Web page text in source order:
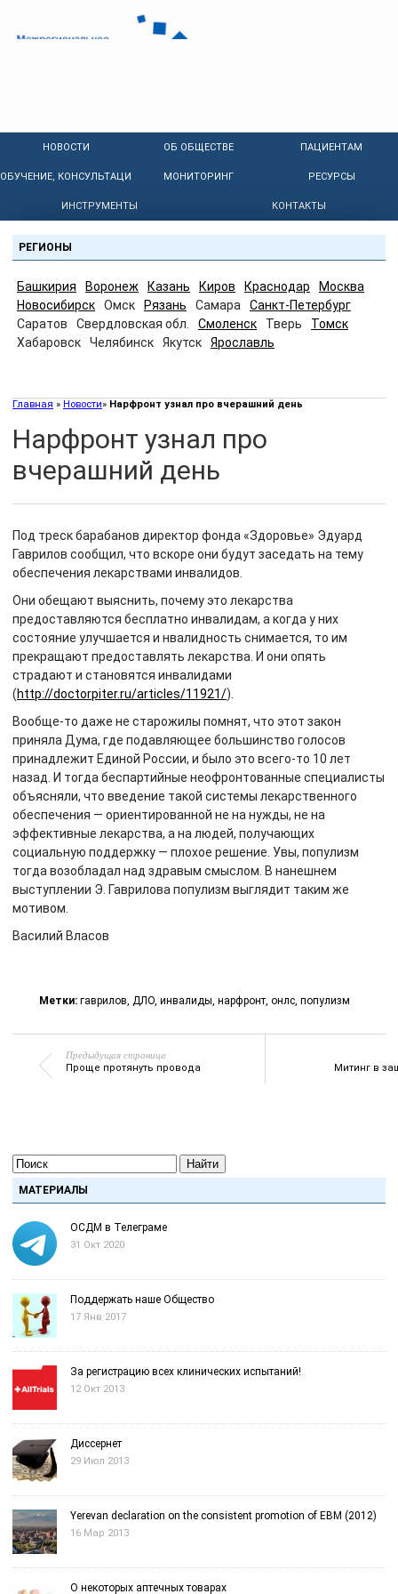
НОВОСТИ ОБ ОБЩЕСТВЕ ПАЦИЕНТАМ
ОБУЧЕНИЕ, КОНСУЛЬТАЦИИ МОНИТОРИНГ РЕСУРСЫ
ИНСТРУМЕНТЫ КОНТАКТЫ
РЕГИОНЫ
Башкирия Воронеж Казань Киров Краснодар
Москва
Новосибирск
Омск Рязань Самара
Санкт-Петербург
Саратов
Свердловская обл. Смоленск Тверь
Томск
Хабаровск
Челябинск Якутск Ярославль
Главная » Новости» Нарфронт узнал про вчерашний день
Нарфронт узнал про
вчерашний день
Под треск барабанов директор фонда «Здоровье» Эдуард
Гаврилов сообщил, что вскоре они будут заседать на тему
обеспечения лекарствами инвалидов.
Они обещают выяснить, почему это лекарства
предоставляются бесплатно инвалидам, а когда у них
состояние улучшается и нвалидность снимается, то им
прекращают предоставлять лекарства. И они опять
страдают и становятся инвалидами
(http://doctorpiter.ru/articles/11921/).
Вообще-то даже не старожилы помнят, что этот закон
приняла Дума, где подавляющее большинство голосов
принадлежит Единой России, и было это всего-то 10 лет
назад. И тогда беспартийные неофронтованные специалисты
объясняли, что введение такой системы лекарственного
обеспечения — ориентированной не на нужды, не на
эффективные лекарства, а на людей, получающих
социальную поддержку — плохое решение. Увы, популизм
тогда возобладал над здравым смыслом. В нанешнем
выступлении Э. Гаврилова популизм выглядит таким же
мотивом.
Василий Власов
Метки: гаврилов, ДЛО, инвалиды, нарфронт, онлс, популизм
Предыдущая страница
Проще протянуть провода Митинг в
Найти
МАТЕРИАЛЫ
ОСДМ в Телеграме
31 Окт 2020
Поддержать наше Общество
17 Янв 2017
За регистрацию всех клинических испытаний!
12 Окт 2013
Диссернет
29 Июл 2013
Yerevan declaration on the consistent promotion of EBM (2012)
16 Мар 2013
О некоторых аптечных товарах